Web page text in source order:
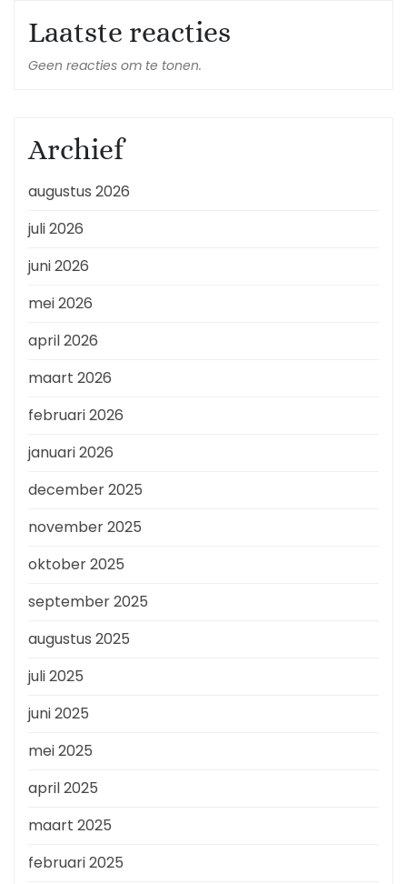
Laatste reacties
Geen reacties om te tonen.
Archief
augustus 2026
juli 2026
juni 2026
mei 2026
april 2026
maart 2026
februari 2026
januari 2026
december 2025
november 2025
oktober 2025
september 2025
augustus 2025
juli 2025
juni 2025
mei 2025
april 2025
maart 2025
februari 2025